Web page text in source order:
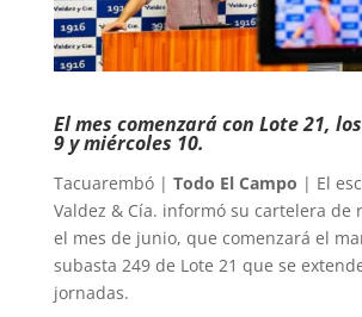
El mes comenzará con Lote 21,
9 y miércoles 10.
Tacuarembó | Todo El Campo | El
Valdez & Cía. informó su cartelera de
el mes de junio, que comenzará el
subasta 249 de Lote 21 que se
jornadas.